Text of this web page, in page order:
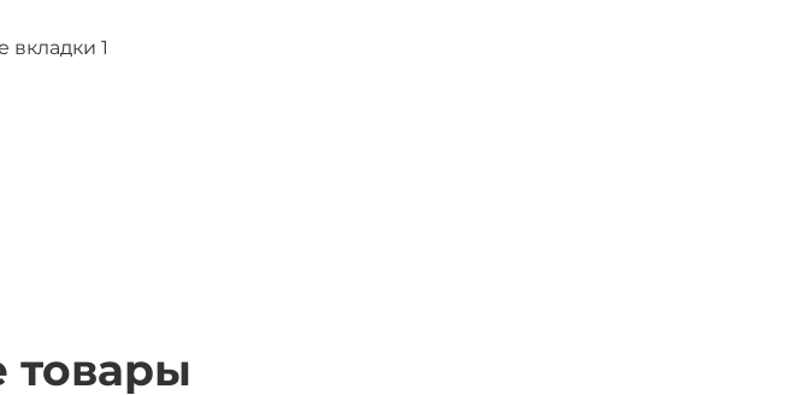
1
2
3
товары